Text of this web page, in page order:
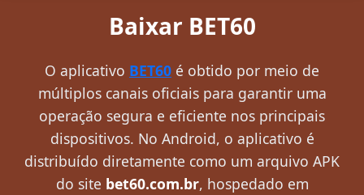
Baixar BET60
O aplicativo BET60 é obtido por meio de
múltiplos canais oficiais para garantir uma
operação segura e eficiente nos principais
dispositivos. No Android, o aplicativo é
distribuído diretamente como um arquivo APK
do site bet60.com.br, hospedado em